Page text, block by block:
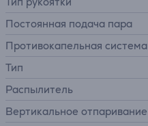
Постоянная подача пара
Противокапельная система
Тип
Распылитель
Вертикальное отпаривание